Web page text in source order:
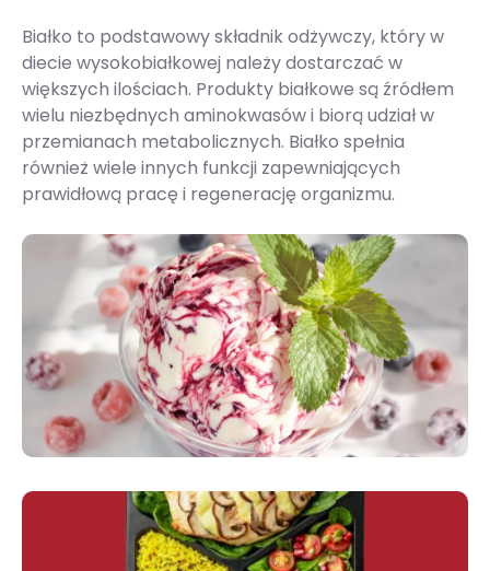
Białko to podstawowy składnik odżywczy, który w
diecie wysokobiałkowej należy dostarczać w
większych ilościach. Produkty białkowe są źródłem
wielu niezbędnych aminokwasów i biorą udział w
przemianach metabolicznych. Białko spełnia
również wiele innych funkcji zapewniających
prawidłową pracę i regenerację organizmu.